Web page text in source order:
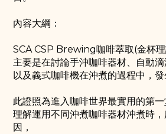
內容大綱：
SCA CSP Brewing咖啡萃取(金杯
主要是在討論手沖咖啡器材、自動滴
以及義式咖啡機在沖煮的過程中，
此證照為進入咖啡世界最實用的第一
理解運用不同沖煮咖啡器材沖煮時
因，